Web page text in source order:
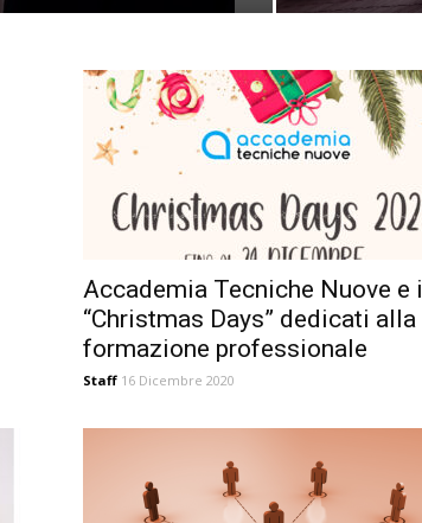
Accademia Tecniche Nuove e i
“Christmas Days” dedicati alla
formazione professionale
Staff 16 Dicembre 2020